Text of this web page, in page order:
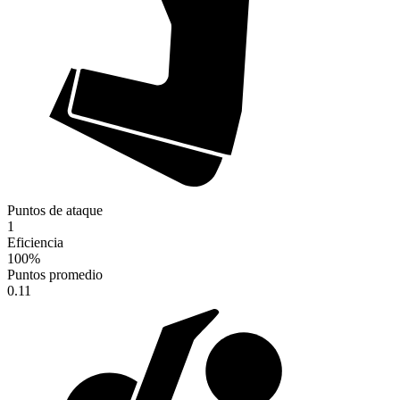
Puntos de ataque
1
Eficiencia
100%
Puntos promedio
0.11